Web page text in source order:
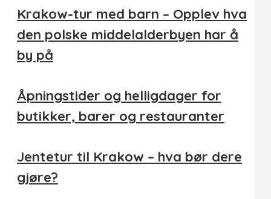
Krakow-tur med barn – Opplev hva
den polske middelalderbyen har å
by på
Åpningstider og helligdager for
butikker, barer og restauranter
Jentetur til Krakow – hva bør dere
gjøre?